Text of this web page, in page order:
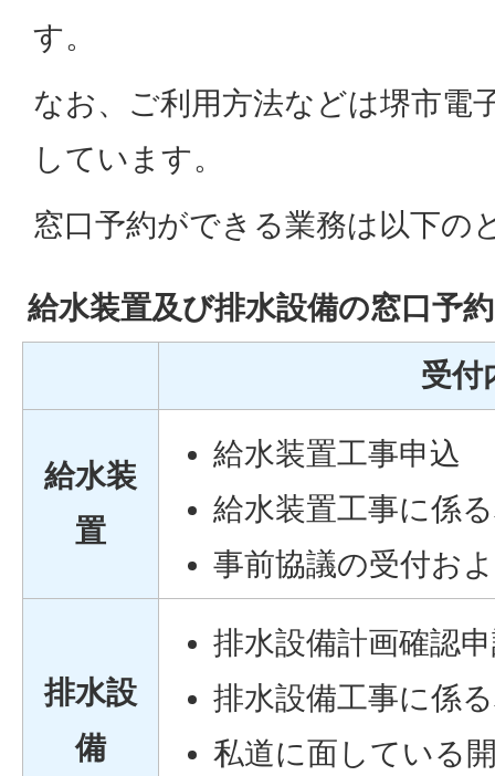
す。
なお、ご利用方法などは堺市電
しています。
窓口予約ができる業務は以下の
給水装置及び排水設備の窓口予
受付
給水装
置
給水装置工事申込
給水装置工事に係
事前協議の受付お
排水設
備
排水設備計画確認
排水設備工事に係
私道に面している